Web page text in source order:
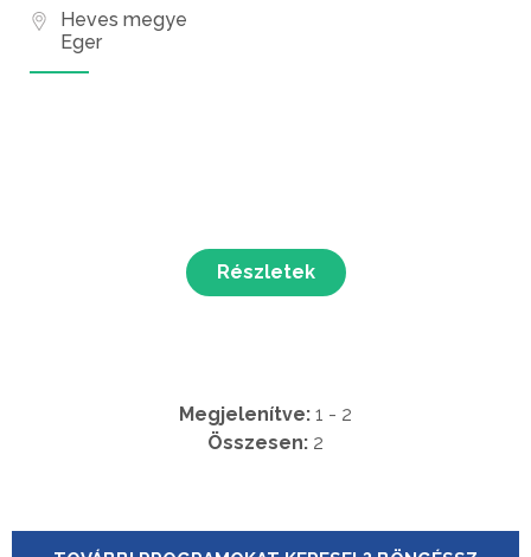
Heves megye
Eger
Részletek
Megjelenítve: 1 - 2
Összesen: 2